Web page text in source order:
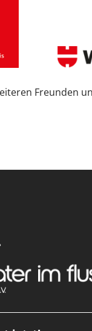
Freunden